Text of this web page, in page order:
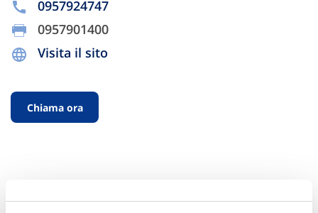
0957924747
0957901400
Visita il sito
Chiama ora